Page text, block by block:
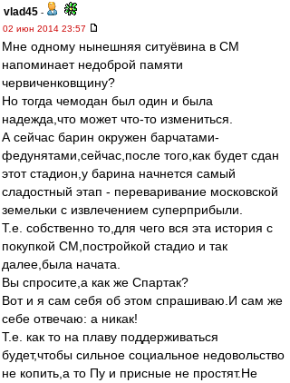
vlad45 -
02 июн 2014 23:57
Мне одному нынешняя ситуёвина в СМ
напоминает недоброй памяти
червиченковщину?
Но тогда чемодан был один и была
надежда,что может что-то измениться.
А сейчас барин окружен барчатами-
федунятами,сейчас,после того,как будет сдан
этот стадион,у барина начнется самый
сладостный этап - переваривание московской
земельки с извлечением суперприбыли.
Т.е. собственно то,для чего вся эта история с
покупкой СМ,постройкой стадио и так
далее,была начата.
Вы спросите,а как же Спартак?
Вот и я сам себя об этом спрашиваю.И сам же
себе отвечаю: а никак!
Т.е. как то на плаву поддерживаться
будет,чтобы сильное социальное недовольство
не копить,а то Пу и присные не простят.Не